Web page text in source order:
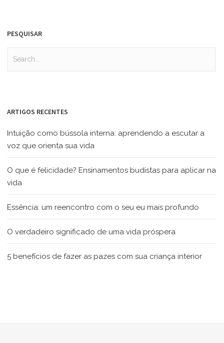
PESQUISAR
ARTIGOS RECENTES
Intuição como bússola interna: aprendendo a escutar a
voz que orienta sua vida
O que é felicidade? Ensinamentos budistas para aplicar na
vida
Essência: um reencontro com o seu eu mais profundo
O verdadeiro significado de uma vida próspera
5 benefícios de fazer as pazes com sua criança interior